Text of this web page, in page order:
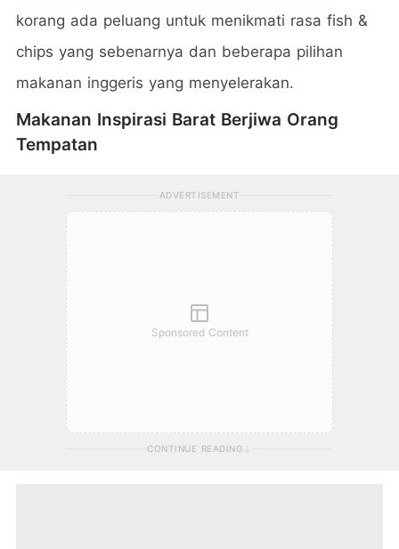
korang ada peluang untuk menikmati rasa fish &
chips yang sebenarnya dan beberapa pilihan
makanan inggeris yang menyelerakan.
Makanan Inspirasi Barat Berjiwa Orang
Tempatan
ADVERTISEMENT
Sponsored Content
CONTINUE READING